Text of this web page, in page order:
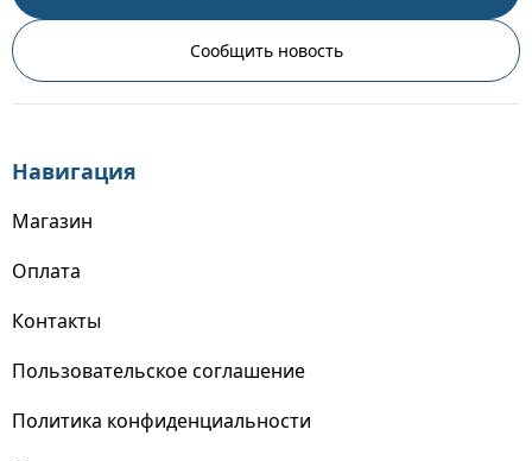
Сообщить новость
Навигация
Магазин
Оплата
Контакты
Пользовательское соглашение
Политика конфиденциальности